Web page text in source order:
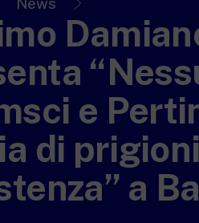
digitale dei canali Radio
Sound
sicuro ricco di cartoni animati
e
di
a